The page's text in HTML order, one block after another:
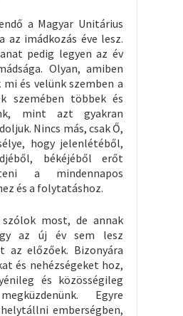
a Magyar Unitárius
az imádkozás éve lesz.
pedig legyen az év
Olyan, amiben
mi és velünk szemben a
szemében többek és
mint azt gyakran
Nincs más, csak Ő,
hogy jelenlétéből,
békéjéből erőt
a mindennapos
és a folytatáshoz.
most, de annak
az új év sem lesz
az előzőek. Bizonyára
és nehézségeket hoz,
és közösségileg
Egyre
emberségben,